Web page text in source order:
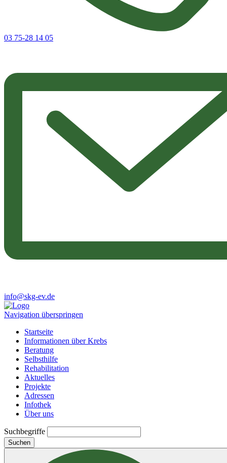
03 75-28 14 05
info@skg-ev.de
Navigation überspringen
Startseite
Informationen über Krebs
Beratung
Selbsthilfe
Rehabilitation
Aktuelles
Projekte
Adressen
Infothek
Über uns
Suchbegriffe
Suchen